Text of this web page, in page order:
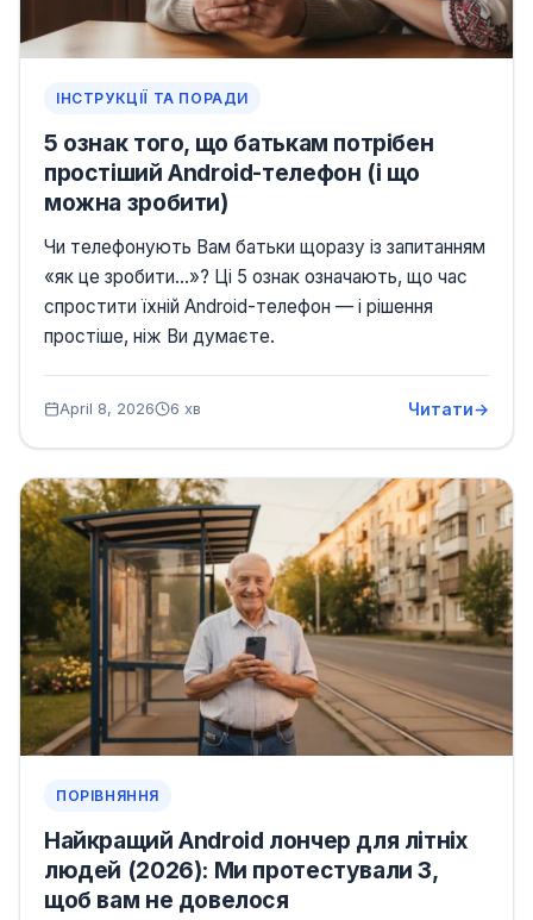
ІНСТРУКЦІЇ ТА ПОРАДИ
5 ознак того, що батькам потрібен
простіший Android-телефон (і що
можна зробити)
Чи телефонують Вам батьки щоразу із запитанням
«як це зробити…»? Ці 5 ознак означають, що час
спростити їхній Android-телефон — і рішення
простіше, ніж Ви думаєте.
April 8, 2026 6 хв Читати
ПОРІВНЯННЯ
Найкращий Android лончер для літніх
людей (2026): Ми протестували 3,
щоб вам не довелося